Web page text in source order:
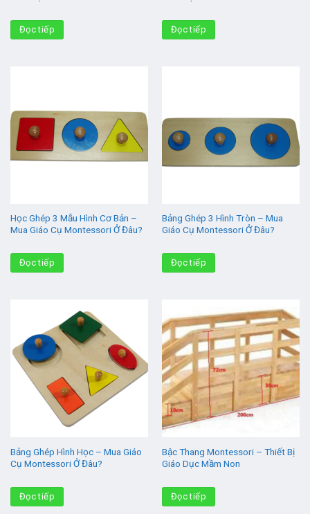
Đọc tiếp Đọc tiếp
Học Ghép 3 Mẫu Hình Cơ Bản –
Mua Giáo Cụ Montessori Ở Đâu?
Đọc tiếp
Bảng Ghép 3 Hình Tròn – Mua
Giáo Cụ Montessori Ở Đâu?
Đọc tiếp
Bảng Ghép Hình Học – Mua Giáo
Cụ Montessori Ở Đâu?
Đọc tiếp
Bậc Thang Montessori – Thiết Bị
Giáo Dục Mầm Non
Đọc tiếp